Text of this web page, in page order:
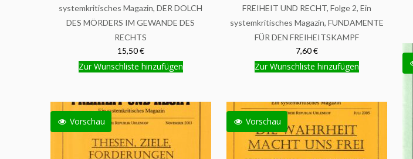
systemkritisches Magazin, DER DOLCH
DES MÖRDERS IM GEWANDE DES
RECHTS
15,50 €
Zur Wunschliste hinzufügen
FREIHEIT UND RECHT, Folge 2, Ein
systemkritisches Magazin, FUNDAMENTE
FÜR DEN FREIHEITSKAMPF
7,60 €
Zur Wunschliste hinzufügen
Vorschau Vorschau